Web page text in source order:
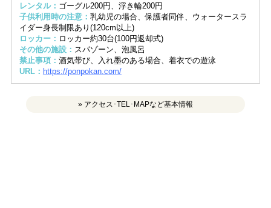
レンタル： ゴーグル200円、浮き輪200円
子供利用時の注意： 乳幼児の場合、保護者同伴、ウォータースラ
イダー身長制限あり(120cm以上)
ロッカー： ロッカー約30台(100円返却式)
その他の施設： スパゾーン、泡風呂
禁止事項： 酒気帯び、入れ墨のある場合、着衣での遊泳
URL： https://ponpokan.com/
» アクセス･TEL･MAPなど基本情報